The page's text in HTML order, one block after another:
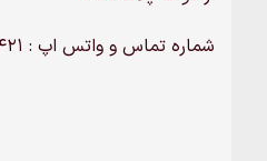
شماره تماس و واتس اپ : 02128421421